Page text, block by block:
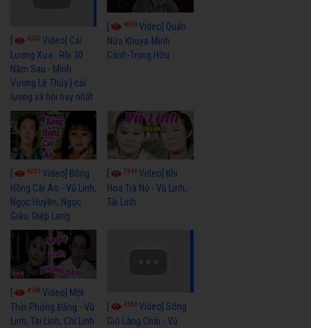
6320 Video] Cải
Lương Xưa : Rồi 30
Năm Sau - Minh
Vương Lệ Thủy | cải
lương xã hội hay nhất
6036Video] Quán
Nửa Khuya-Minh
Cảnh-Trọng Hữu
9051 Video] Bông
Hồng Cài Áo - Vũ Linh,
Ngọc Huyền, Ngọc
Giàu, Diệp Lang
7346Video] Khi
Hoa Trà Nở - Vũ Linh,
Tài Linh
4108 Video] Một
Thời Phóng Đãng - Vũ
Linh, Tài Linh, Chí Linh
3656Video] Sóng
Gió Làng Chài - Vũ